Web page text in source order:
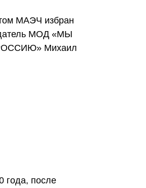
года, после
МАЭЧ избран
МОД «МЫ
Михаил